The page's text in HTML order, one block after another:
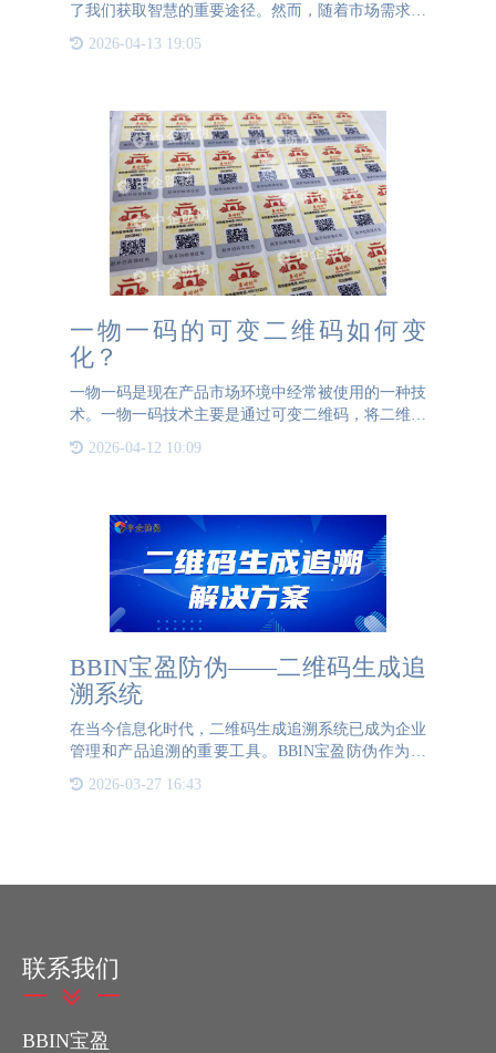
了我们获取智慧的重要途径。然而，随着市场需求的
者、出版商以及读者的合法权益。在这种背景下，
2026-04-13 19:05
一物一码的可变二维码如何变
化？
一物一码是现在产品市场环境中经常被使用的一种技
术。一物一码技术主要是通过可变二维码，将二维码
统可以记录每一次的扫码情况包括扫码的地点、扫码
2026-04-12 10:09
BBIN宝盈防伪——二维码生成追
溯系统
在当今信息化时代，二维码生成追溯系统已成为企业
管理和产品追溯的重要工具。BBIN宝盈防伪作为行
业领先的防伪技术提供商，致力于为企业提供高效、
安全的二维码生成追溯解决方案。二维码生成追溯系
2026-03-27 16:43
联系我们
BBIN宝盈